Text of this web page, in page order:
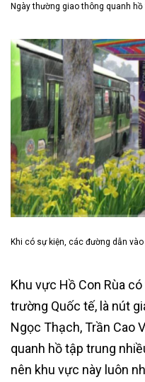
Ngày thường giao thông quanh
Khi có sự kiện, các đường dẫn
Khu vực Hồ Con Rùa
trường Quốc tế, là nút
Ngọc Thạch, Trần Cao
quanh hồ tập trung
nên khu vực này luôn